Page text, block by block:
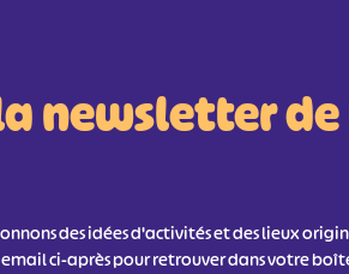
newsletter
des idées d'activités et des lieux
email ci-après pour retrouver dans votre